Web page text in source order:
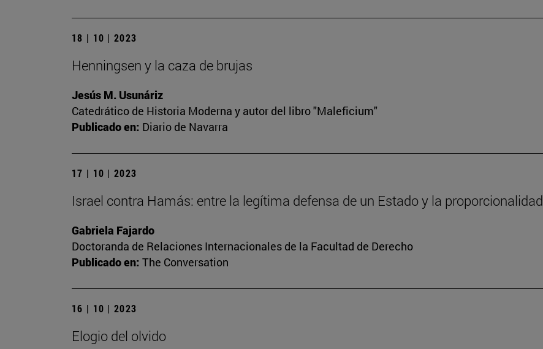
18 | 10 | 2023
Henningsen y la caza de brujas
Jesús M. Usunáriz
Catedrático de Historia Moderna y autor del libro "Maleficium"
Publicado en: Diario de Navarra
17 | 10 | 2023
Israel contra Hamás: entre la legítima defensa de un Estado y la proporcionalidad
Gabriela Fajardo
Doctoranda de Relaciones Internacionales de la Facultad de Derecho
Publicado en: The Conversation
16 | 10 | 2023
Elogio del olvido